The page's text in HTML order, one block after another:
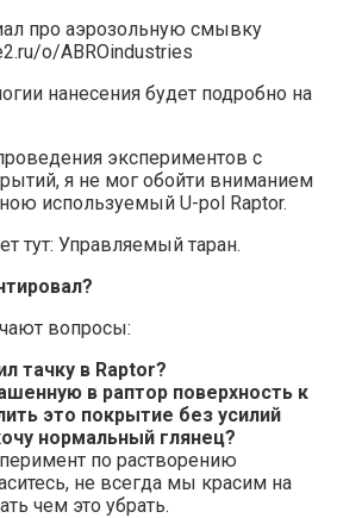
про аэрозольную смывку
o/ABROindustries
нанесения будет подробно на
экспериментов с
я не мог обойти вниманием
используемый U-pol Raptor.
тут: Управляемый таран.
вопросы:
тачку в Raptor?
в раптор поверхность к
это покрытие без усилий
нормальный глянец?
по растворению
не всегда мы красим на
чем это убрать.